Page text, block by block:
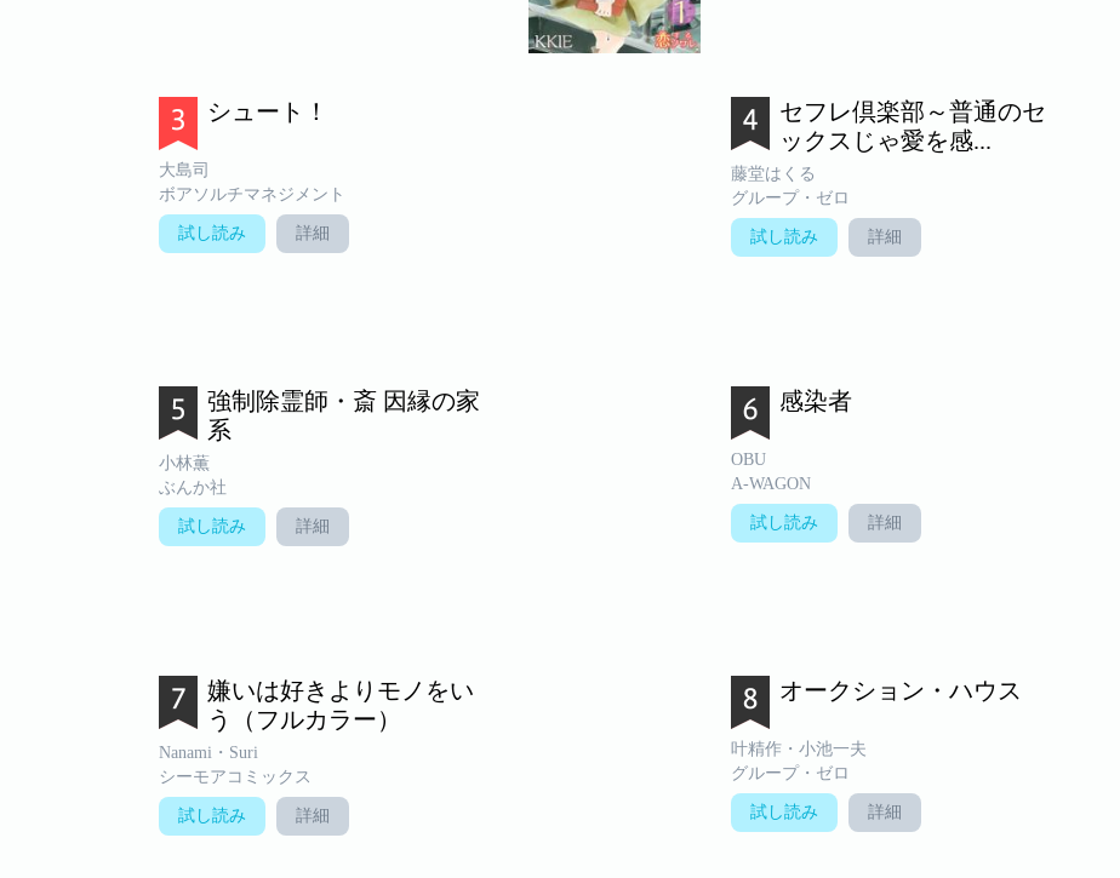
シュート！
大島司
ボアソルチマネジメント
試し読み 詳細
セフレ倶楽部～普通のセ
ックスじゃ愛を感...
藤堂はくる
グループ・ゼロ
試し読み 詳細
強制除霊師・斎 因縁の家
系
小林薫
ぶんか社
試し読み 詳細
感染者
OBU
A-WAGON
試し読み 詳細
嫌いは好きよりモノをい
う（フルカラー）
Nanami・Suri
シーモアコミックス
試し読み 詳細
オークション・ハウス
叶精作・小池一夫
グループ・ゼロ
試し読み 詳細